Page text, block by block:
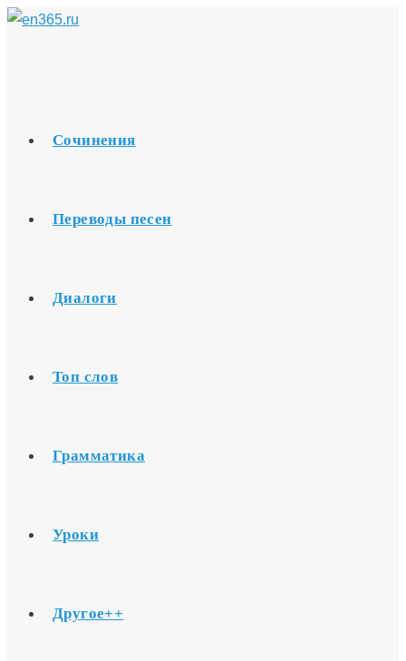
Перейти
Сочинения
Переводы песен
Диалоги
Топ слов
Грамматика
Уроки
Другое++